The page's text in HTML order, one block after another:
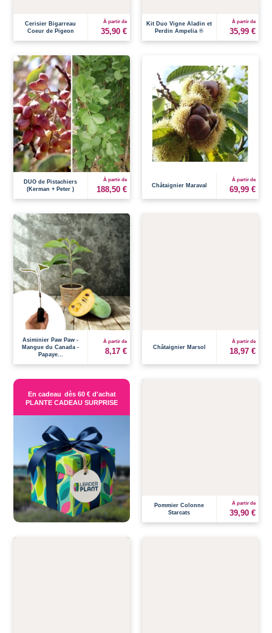
Cerisier Bigarreau
Coeur de Pigeon
À partir de
35,90 €
Kit Duo Vigne Aladin et
Perdin Ampelia ®
À partir de
35,99 €
DUO de Pistachiers
(Kerman + Peter )
À partir de
188,50 € Châtaignier Maraval
À partir de
69,99 €
Asiminier Paw Paw -
Mangue du Canada -
Papaye...
À partir de
8,17 € Châtaignier Marsol
À partir de
18,97 €
En cadeau dès 60 € d'achat
PLANTE CADEAU SURPRISE
Pommier Colonne
Starcats
À partir de
39,90 €